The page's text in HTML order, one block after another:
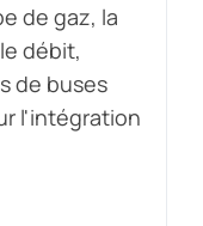
de gaz, la
débit,
de buses
l'intégration